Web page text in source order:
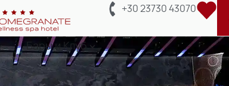
+30 23730 43070
Бары и Клуб